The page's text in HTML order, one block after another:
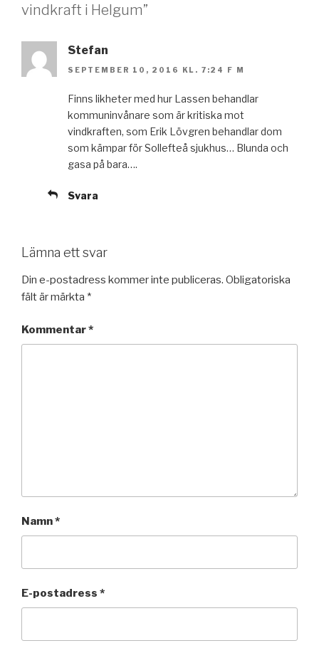
vindkraft i Helgum”
Stefan
SEPTEMBER 10, 2016 KL. 7:24 F M
Finns likheter med hur Lassen behandlar
kommuninvånare som är kritiska mot
vindkraften, som Erik Lövgren behandlar dom
som kämpar för Sollefteå sjukhus… Blunda och
gasa på bara….
Svara
Lämna ett svar
Din e-postadress kommer inte publiceras. Obligatoriska
fält är märkta *
Kommentar*
Namn*
E-postadress *